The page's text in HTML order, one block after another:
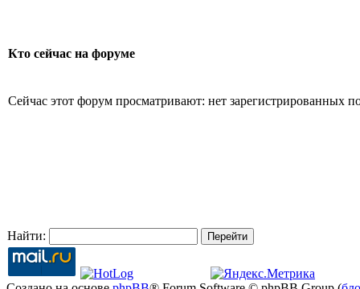
Кто сейчас на форуме
Сейчас этот форум просматривают: нет зарегистрированных
Найти: